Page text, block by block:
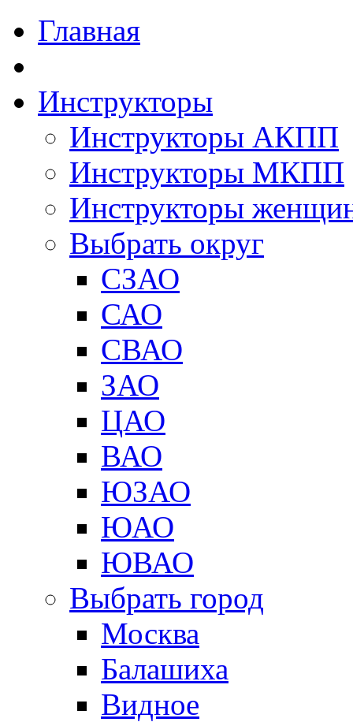
Главная
Инструкторы
Инструкторы АКПП
Инструкторы МКПП
Инструкторы
Выбрать округ
СЗАО
САО
СВАО
ЗАО
ЦАО
ВАО
ЮЗАО
ЮАО
ЮВАО
Выбрать город
Москва
Балашиха
Видное